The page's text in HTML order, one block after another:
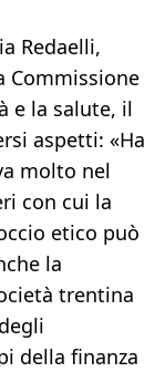
Redaelli,
Commissione
e la salute, il
aspetti: «Ha
molto nel
con cui la
etico può
la
trentina
della finanza